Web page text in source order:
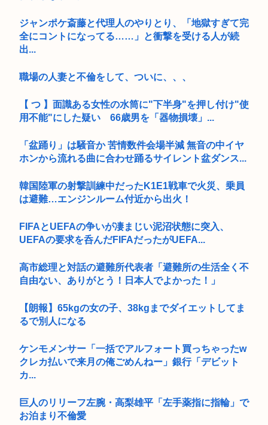
ジャンポケ斎藤と代理人のやりとり、「地獄すぎて完
全にコントになってる……」と衝撃を受ける人が続
出...
職場の人妻と不倫をして、ついに、、、
【 つ 】面識ある女性の水筒に"下半身"を押し付け"使
用不能"にした疑い 66歳男を「器物損壊」...
「盆踊り」は騒音か 苦情数件会場半減 無音の中イヤ
ホンから流れる曲に合わせ踊るサイレント盆ダンス...
韓国陸軍の射撃訓練中だったK1E1戦車で火災、乗員
は避難…エンジンルーム付近から出火！
FIFAとUEFAの争いが凄まじい泥沼状態に突入、
UEFAの要求を呑んだFIFAだったがUEFA...
高市総理と対話の避難所代表者「避難所の生活全く不
自由ない、ありがとう！日本人でよかった！」
【朗報】65kgの女の子、38kgまでダイエットしてま
るで別人になる
ケンモメンサー「一括でアルフォート買っちゃったw
クレカ払いで来月の俺ごめんねー」銀行「デビット
カ...
巨人のリリーフ左腕・高梨雄平「左手薬指に指輪」で
お泊まり不倫愛